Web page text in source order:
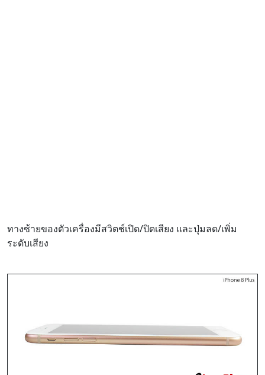
ทางซ้ายของตัวเครื่องมีสวิตช์เปิด/ปิดเสียง และปุ่มลด/เพิ่ม
ระดับเสียง